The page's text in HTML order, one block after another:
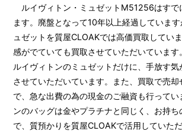
ルイヴィトン・ミュゼットM51256はすで
ます。廃盤となって10年以上経過していま
ュゼットを質屋CLOAKでは高価買取してい
感がでていても買取させていただいていま
ルイヴィトンのミュゼットだけに、手放す
させていただいています。また、買取で売却
で、急な出費の為の現金のご融資も行ってい
ンのバッグは金やプラチナと同じく、お持
で、質預かりを質屋CLOAKで活用していた